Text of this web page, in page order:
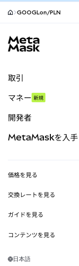
GOOGLon/PLN
取引
パーペチュアル
RWA
マネー 新規
開発者
MetaMask Connect
Snaps
Web3サービス
MetaMaskを入手
セキュリティ
サポート
キャリア
価格を見る
イーサリアムの価格
Solanaの価格
Tetherの価格
交換レートを見る
ETH→USD
USDT→INR
BTC→INR
ガイドを見る
ETHの購入
コンテンツを見る
Solanaウォレット
日本語